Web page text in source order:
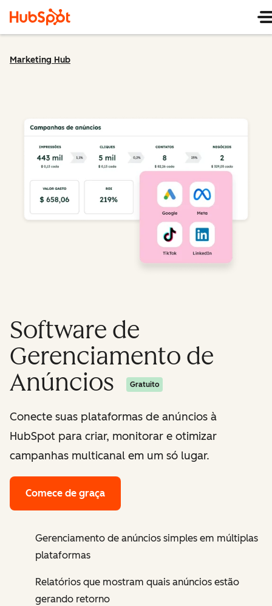
Marketing Hub
Software de
Gerenciamento de
Anúncios
Gratuito
Conecte suas plataformas de anúncios à
HubSpot para criar, monitorar e otimizar
campanhas multicanal em um só lugar.
Comece de graça
Gerenciamento de anúncios simples em múltiplas
plataformas
Relatórios que mostram quais anúncios estão
gerando retorno